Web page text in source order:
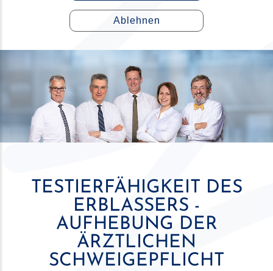
Ablehnen
TESTIERFÄHIGKEIT DES
ERBLASSERS -
AUFHEBUNG DER
ÄRZTLICHEN
SCHWEIGEPFLICHT